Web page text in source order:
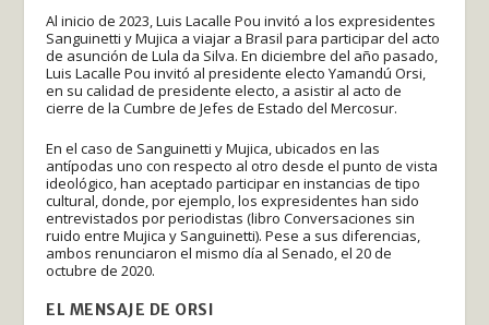
Al inicio de 2023, Luis Lacalle Pou invitó a los expresidentes
Sanguinetti y Mujica a viajar a Brasil para participar del acto
de asunción de Lula da Silva. En diciembre del año pasado,
Luis Lacalle Pou invitó al presidente electo Yamandú Orsi,
en su calidad de presidente electo, a asistir al acto de
cierre de la Cumbre de Jefes de Estado del Mercosur.
En el caso de Sanguinetti y Mujica, ubicados en las
antípodas uno con respecto al otro desde el punto de vista
ideológico, han aceptado participar en instancias de tipo
cultural, donde, por ejemplo, los expresidentes han sido
entrevistados por periodistas (libro Conversaciones sin
ruido entre Mujica y Sanguinetti). Pese a sus diferencias,
ambos renunciaron el mismo día al Senado, el 20 de
octubre de 2020.
EL MENSAJE DE ORSI